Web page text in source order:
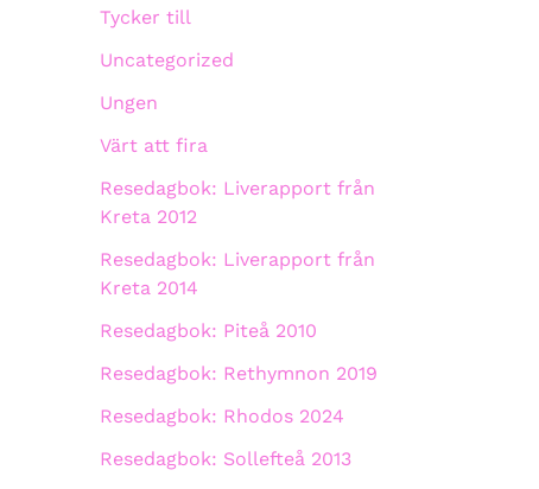
Tycker till
Uncategorized
Ungen
Värt att fira
Resedagbok: Liverapport från
Kreta 2012
Resedagbok: Liverapport från
Kreta 2014
Resedagbok: Piteå 2010
Resedagbok: Rethymnon 2019
Resedagbok: Rhodos 2024
Resedagbok: Sollefteå 2013